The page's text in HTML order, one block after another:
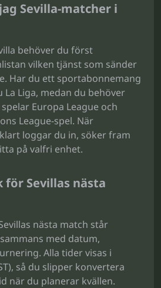
Sevilla-matcher i
behöver du först
vilken tjänst som sänder
Har du ett sportabonnemang
La Liga, medan du behöver
Europa League och
League-spel. När
loggar du in, söker fram
på valfri enhet.
för Sevillas nästa
nästa match står
med datum,
Alla tider visas i
så du slipper konvertera
när du planerar kvällen.